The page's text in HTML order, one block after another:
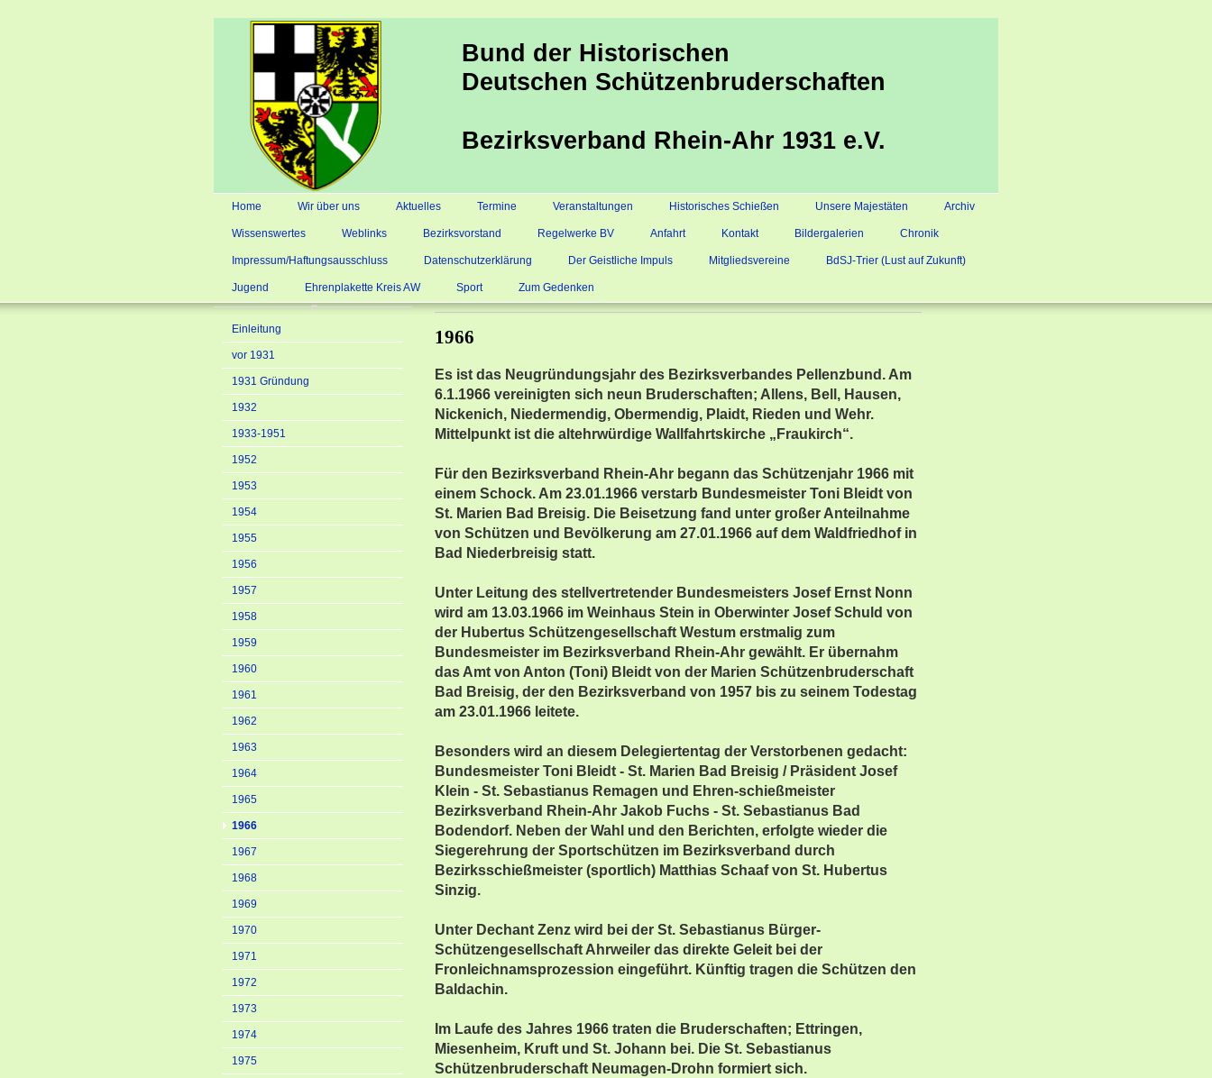
Bund der Historischen
Deutschen Schützenbruderschaften
Bezirksverband Rhein-Ahr 1931 e.V.
Home Wir über uns Aktuelles Termine Veranstaltungen Historisches Schießen Unsere Majestäten Archiv
Wissenswertes Weblinks Bezirksvorstand Regelwerke BV Anfahrt Kontakt Bildergalerien Chronik
Impressum/Haftungsausschluss Datenschutzerklärung Der Geistliche Impuls Mitgliedsvereine BdSJ-Trier (Lust auf Zukunft)
Jugend Ehrenplakette Kreis AW Sport Zum Gedenken
Einleitung
vor 1931
1931 Gründung
1932
1933-1951
1952
1953
1954
1955
1956
1957
1958
1959
1960
1961
1962
1963
1964
1965
1966
1967
1968
1969
1970
1971
1972
1973
1974
1975
1966
Es ist das Neugründungsjahr des Bezirksverbandes Pellenzbund. Am
6.1.1966 vereinigten sich neun Bruderschaften; Allens, Bell, Hausen,
Nickenich, Niedermendig, Obermendig, Plaidt, Rieden und Wehr.
Mittelpunkt ist die altehrwürdige Wallfahrtskirche „Fraukirch“.
Für den Bezirksverband Rhein-Ahr begann das Schützenjahr 1966 mit
einem Schock. Am 23.01.1966 verstarb Bundesmeister Toni Bleidt von
St. Marien Bad Breisig. Die Beisetzung fand unter großer Anteilnahme
von Schützen und Bevölkerung am 27.01.1966 auf dem Waldfriedhof in
Bad Niederbreisig statt.
Unter Leitung des stellvertretender Bundesmeisters Josef Ernst Nonn
wird am 13.03.1966 im Weinhaus Stein in Oberwinter Josef Schuld von
der Hubertus Schützengesellschaft Westum erstmalig zum
Bundesmeister im Bezirksverband Rhein-Ahr gewählt. Er übernahm
das Amt von Anton (Toni) Bleidt von der Marien Schützenbruderschaft
Bad Breisig, der den Bezirksverband von 1957 bis zu seinem Todestag
am 23.01.1966 leitete.
Besonders wird an diesem Delegiertentag der Verstorbenen gedacht:
Bundesmeister Toni Bleidt - St. Marien Bad Breisig / Präsident Josef
Klein - St. Sebastianus Remagen und Ehren-schießmeister
Bezirksverband Rhein-Ahr Jakob Fuchs - St. Sebastianus Bad
Bodendorf. Neben der Wahl und den Berichten, erfolgte wieder die
Siegerehrung der Sportschützen im Bezirksverband durch
Bezirksschießmeister (sportlich) Matthias Schaaf von St. Hubertus
Sinzig.
Unter Dechant Zenz wird bei der St. Sebastianus Bürger-
Schützengesellschaft Ahrweiler das direkte Geleit bei der
Fronleichnamsprozession eingeführt. Künftig tragen die Schützen den
Baldachin.
Im Laufe des Jahres 1966 traten die Bruderschaften; Ettringen,
Miesenheim, Kruft und St. Johann bei. Die St. Sebastianus
Schützenbruderschaft Neumagen-Drohn formiert sich.